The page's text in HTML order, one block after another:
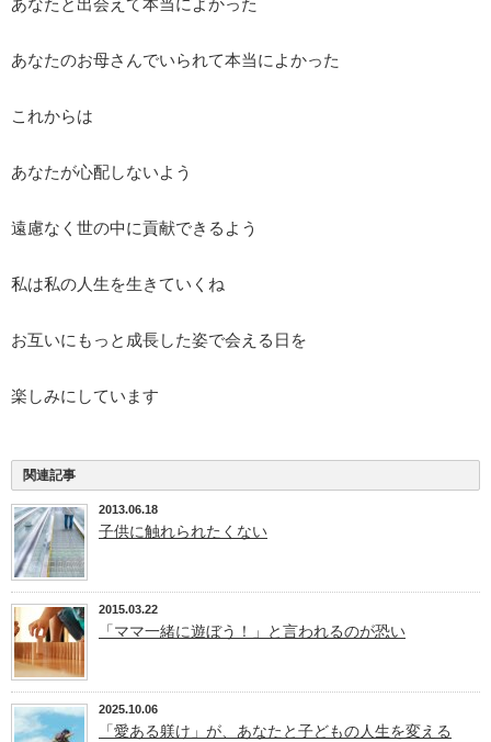
あなたと出会えて本当によかった
あなたのお母さんでいられて本当によかった
これからは
あなたが心配しないよう
遠慮なく世の中に貢献できるよう
私は私の人生を生きていくね
お互いにもっと成長した姿で会える日を
楽しみにしています
関連記事
2013.06.18
子供に触れられたくない
2015.03.22
「ママ一緒に遊ぼう！」と言われるのが恐い
2025.10.06
「愛ある躾け」が、あなたと子どもの人生を変える